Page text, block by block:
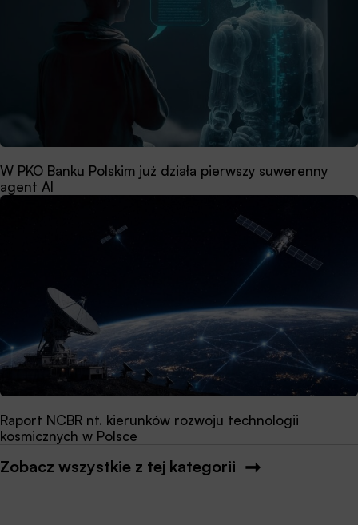
W PKO Banku Polskim już działa pierwszy suwerenny
agent AI
Raport NCBR nt. kierunków rozwoju technologii
kosmicznych w Polsce
Zobacz wszystkie z tej kategorii